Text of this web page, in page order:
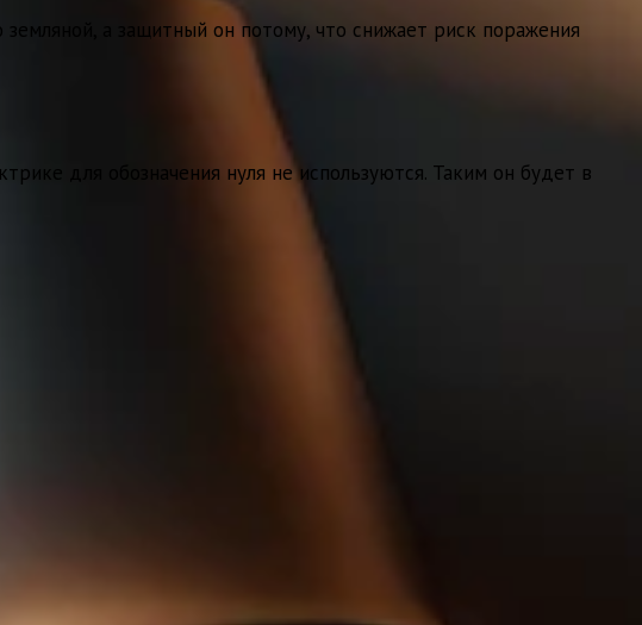
а защитный он потому, что снижает риск поражения
для обозначения нуля не используются. Таким он будет в